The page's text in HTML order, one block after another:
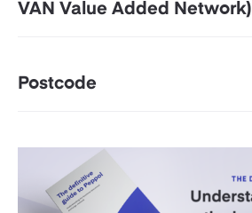
VAN Value Added Network)
Postcode